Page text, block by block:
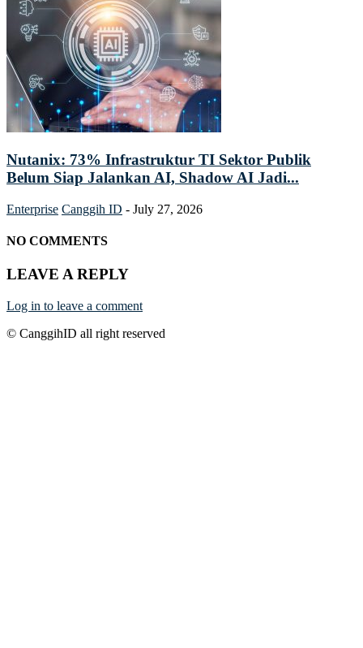
Nutanix: 73% Infrastruktur TI Sektor Publik
Belum Siap Jalankan AI, Shadow AI Jadi...
Enterprise Canggih ID - July 27, 2026
NO COMMENTS
LEAVE A REPLY
Log in to leave a comment
© CanggihID all right reserved